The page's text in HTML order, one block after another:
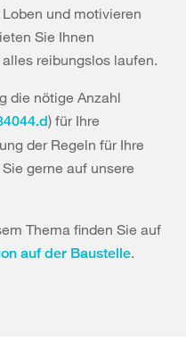
und motivieren
Sie Ihnen
reibungslos laufen.
die nötige Anzahl
) für Ihre
der Regeln für Ihre
gerne auf unsere
Thema finden Sie auf
auf der Baustelle.